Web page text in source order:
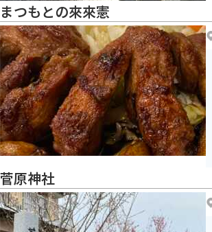
まつもとの來來憲
菅原神社